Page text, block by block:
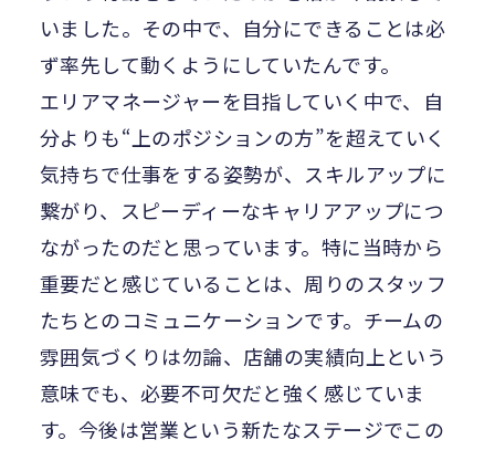
いました。その中で、自分にできることは必
ず率先して動くようにしていたんです。
エリアマネージャーを目指していく中で、自
分よりも“上のポジションの方”を超えていく
気持ちで仕事をする姿勢が、スキルアップに
繋がり、スピーディーなキャリアアップにつ
ながったのだと思っています。特に当時から
重要だと感じていることは、周りのスタッフ
たちとのコミュニケーションです。チームの
雰囲気づくりは勿論、店舗の実績向上という
意味でも、必要不可欠だと強く感じていま
す。今後は営業という新たなステージでこの